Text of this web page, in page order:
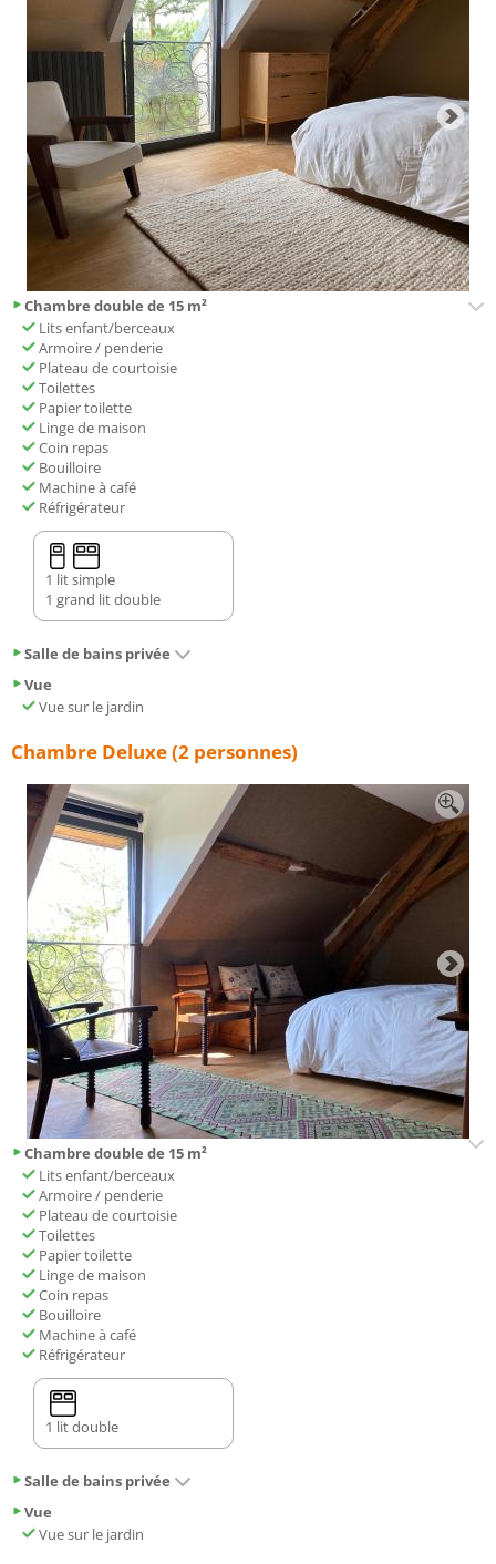
Chambre double de 15 m²
Lits enfant/berceaux
Armoire / penderie
Plateau de courtoisie
Toilettes
Papier toilette
Linge de maison
Coin repas
Bouilloire
Machine à café
Réfrigérateur
1 lit simple
1 grand lit double
Salle de bains privée
Vue
Vue sur le jardin
Chambre Deluxe (2 personnes)
Chambre double de 15 m²
Lits enfant/berceaux
Armoire / penderie
Plateau de courtoisie
Toilettes
Papier toilette
Linge de maison
Coin repas
Bouilloire
Machine à café
Réfrigérateur
1 lit double
Salle de bains privée
Vue
Vue sur le jardin